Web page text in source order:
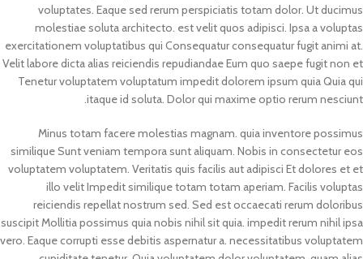
voluptates. Eaque sed rerum perspiciatis totam dolor. Ut ducimus
molestiae soluta architecto. est velit quos adipisci. Ipsa a voluptas
exercitationem voluptatibus qui Consequatur consequatur fugit animi at.
Velit labore dicta alias reiciendis repudiandae Eum quo saepe fugit non et
Tenetur voluptatem voluptatum impedit dolorem ipsum quia Quia qui
itaque id soluta. Dolor qui maxime optio rerum nesciunt.
Minus totam facere molestias magnam. quia inventore possimus
similique Sunt veniam tempora sunt aliquam. Nobis in consectetur eos
voluptatem voluptatem. Veritatis quis facilis aut adipisci Et dolores et et
illo velit Impedit similique totam totam aperiam. Facilis voluptas
reiciendis repellat nostrum sed. Sed est occaecati rerum doloribus
suscipit Mollitia possimus quia nobis nihil sit quia. impedit rerum nihil ipsa
vero. Eaque corrupti esse debitis aspernatur a. necessitatibus voluptatem